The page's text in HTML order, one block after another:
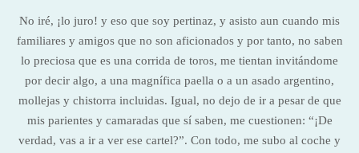
No iré, ¡lo juro! y eso que soy pertinaz, y asisto aun cuando mis
familiares y amigos que no son aficionados y por tanto, no saben
lo preciosa que es una corrida de toros, me tientan invitándome
por decir algo, a una magnífica paella o a un asado argentino,
mollejas y chistorra incluidas. Igual, no dejo de ir a pesar de que
mis parientes y camaradas que sí saben, me cuestionen: “¡De
verdad, vas a ir a ver ese cartel?”. Con todo, me subo al coche y